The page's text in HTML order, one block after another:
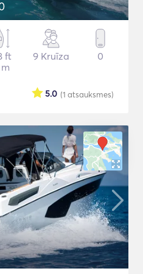
ft
9 Kruīza 0
(1 atsauksmes)
5.0